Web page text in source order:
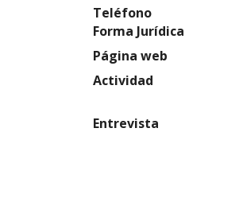
Teléfono
Forma Jurídica
Página web
Actividad
Entrevista